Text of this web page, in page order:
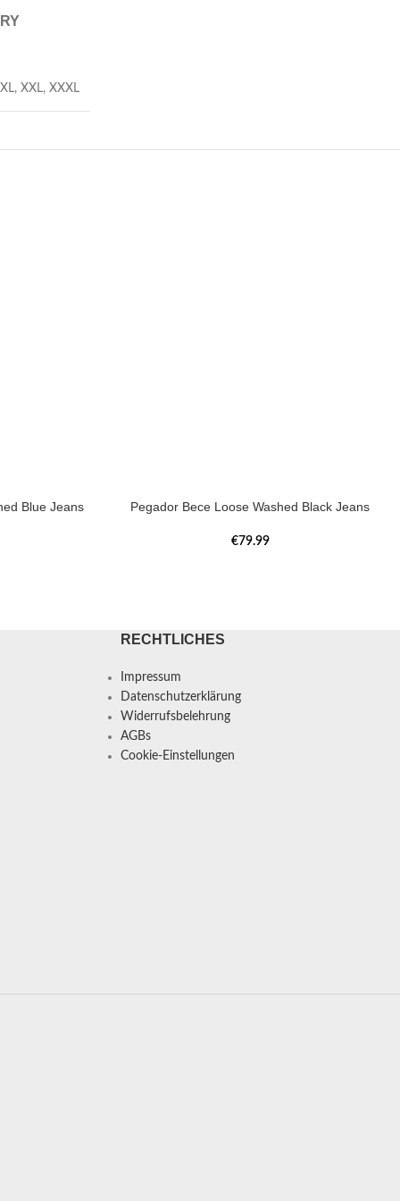
XL, XXL, XXXL
Blue Jeans Pegador Bece Loose Washed Black Jeans
€79.99
RECHTLICHES
Impressum
Datenschutzerklärung
Widerrufsbelehrung
AGBs
Cookie-Einstellungen